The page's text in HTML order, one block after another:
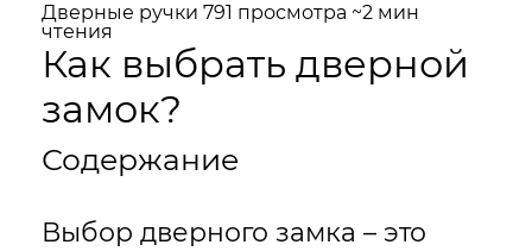
Дверные ручки 791 просмотра ~2 мин
чтения
Как выбрать дверной
замок?
Содержание
Выбор дверного замка – это